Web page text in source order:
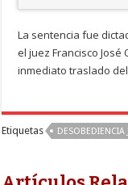
La sentencia fue
el juez Francisco
inmediato traslado
Etiquetas DESOBEDIENCIA